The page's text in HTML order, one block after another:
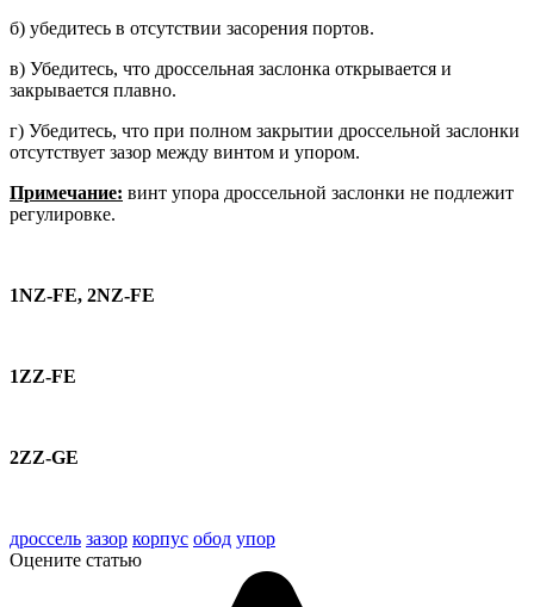
б) убедитесь в отсутствии засоре­ния портов.
в) Убедитесь, что дроссельная за­слонка открывается и
закрывается плавно.
г) Убедитесь, что при полном закры­тии дроссельной заслонки
отсутст­вует зазор между винтом и упором.
Примечание: винт упора дроссельной заслонки не подлежит
регулировке.
1NZ-FE, 2NZ-FE
1ZZ-FE
2ZZ-GE
дроссель зазор корпус обод упор
Оцените статью